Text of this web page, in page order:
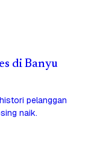
di Banyu
pelanggan
naik.